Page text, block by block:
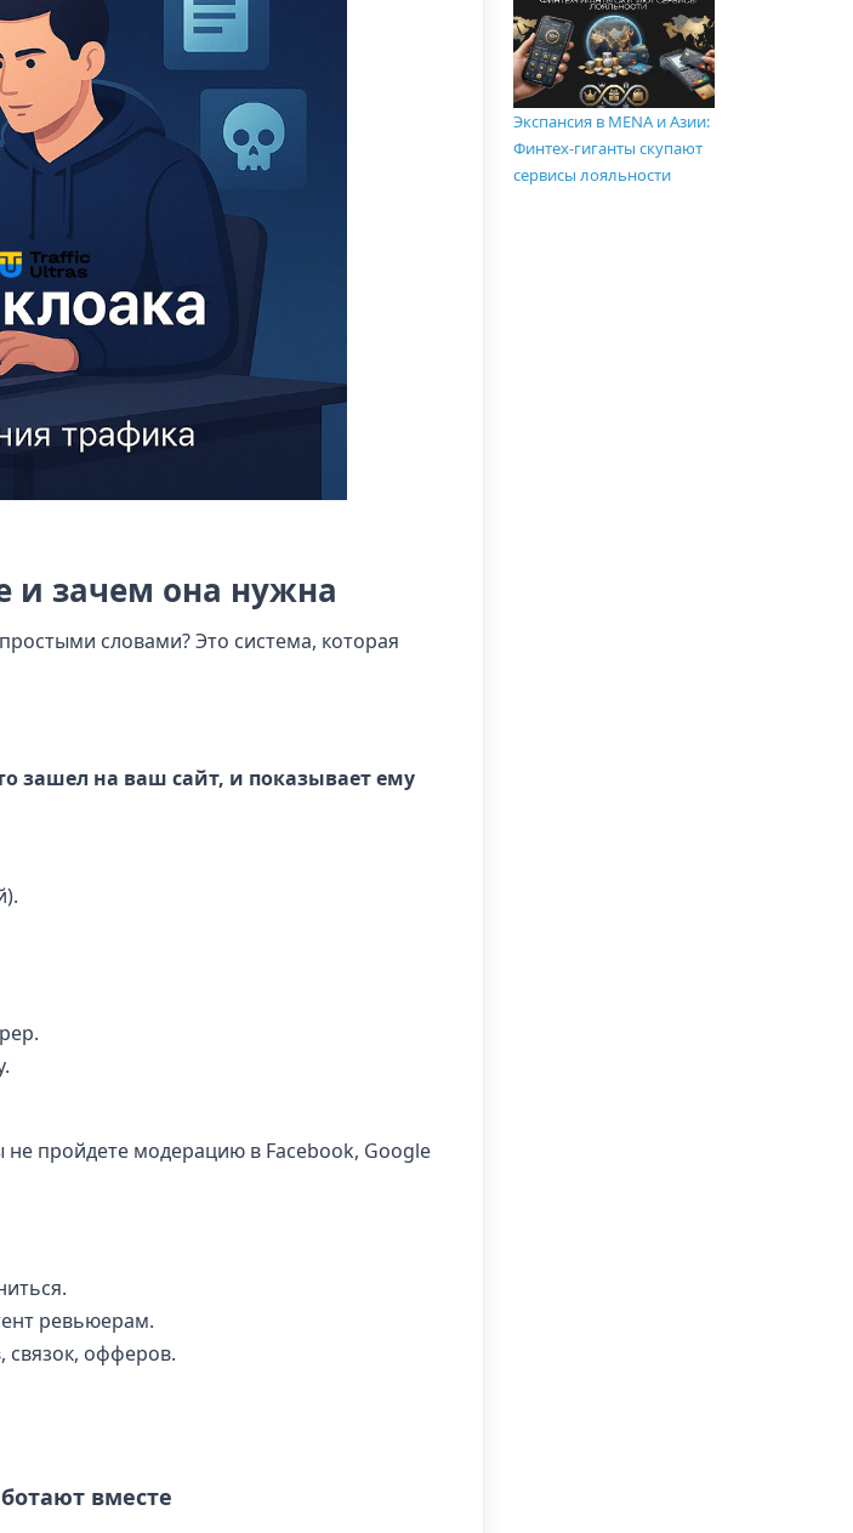
и зачем она нужна
словами? Это система, которая
зашел на ваш сайт, и показывает ему
не пройдете модерацию в Facebook, Google
ревьюерам.
связок, офферов.
вместе
Экспансия в MENA и Азии:
Финтех-гиганты скупают
сервисы лояльности